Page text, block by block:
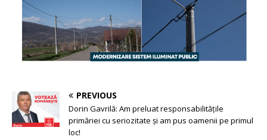
PREVIOUS
Dorin Gavrilă: Am preluat responsabilitățile
primăriei cu seriozitate și am pus oamenii pe primul
loc!